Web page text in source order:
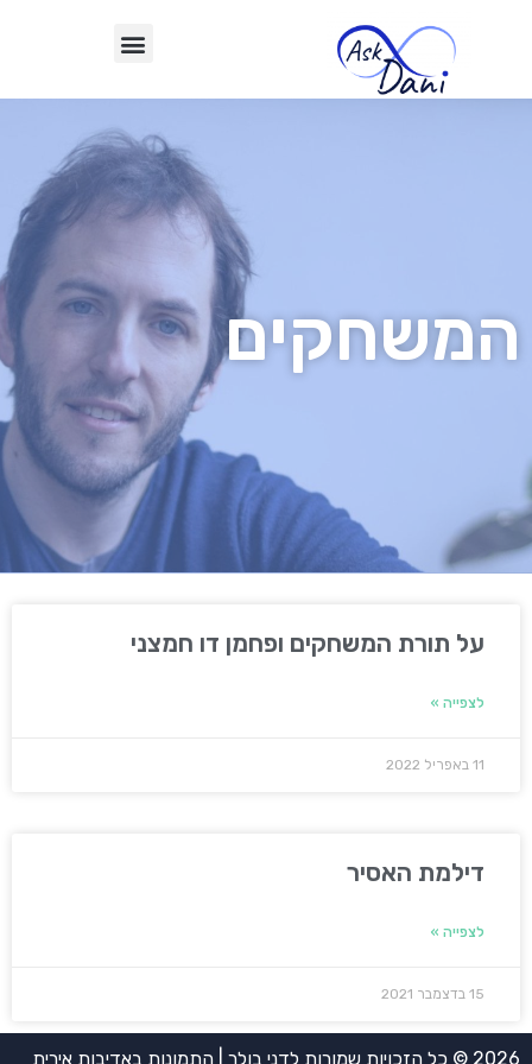
המשחקים
על תורת המשחקים ופחמן דו חמצני
לצפייה »
11 באפריל 2022
דילמת האסיר
לצפייה »
15 בדצמבר 2021
2026 © כל הזכויות שמורות לדני בולר | התמונות באדיבות אירית